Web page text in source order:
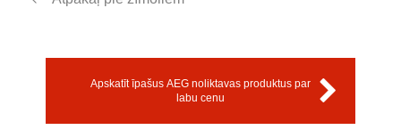
Apskatīt īpašus AEG noliktavas produktus par
labu cenu